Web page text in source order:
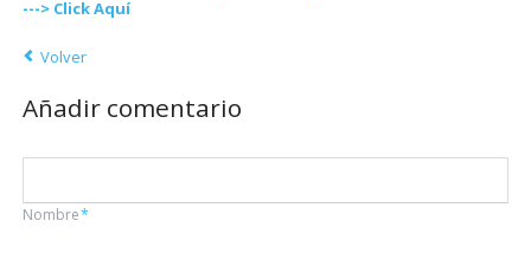
---> Click Aquí
Volver
Añadir comentario
Campo
Nombre*